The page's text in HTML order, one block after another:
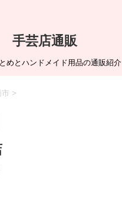
手芸店通販
めとハンドメイド用品の通販紹介
市 >